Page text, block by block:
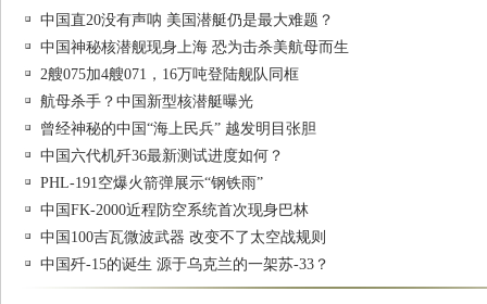
中国直20没有声呐 美国潜艇仍是最大难题？
中国神秘核潜舰现身上海 恐为击杀美航母而生
2艘075加4艘071，16万吨登陆舰队同框
航母杀手？中国新型核潜艇曝光
曾经神秘的中国“海上民兵” 越发明目张胆
中国六代机歼36最新测试进度如何？
PHL-191空爆火箭弹展示“钢铁雨”
中国FK-2000近程防空系统首次现身巴林
中国100吉瓦微波武器 改变不了太空战规则
中国歼-15的诞生 源于乌克兰的一架苏-33？